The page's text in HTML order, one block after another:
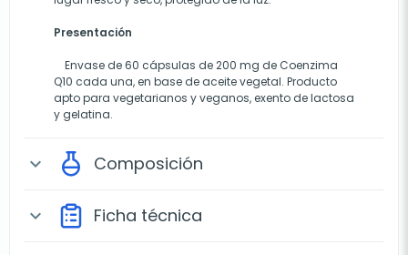
Presentación
Envase de 60 cápsulas de 200 mg de Coenzima
Q10 cada una, en base de aceite vegetal. Producto
apto para vegetarianos y veganos, exento de lactosa
y gelatina.
expand_more Composición
expand_more Ficha técnica